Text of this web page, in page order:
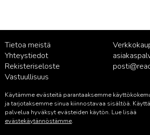
Tietoa meistä
Yhteystiedot
Rekisteriseloste
Vastuullisuus
Kustantamon asiakaspalvelu:
palvelu@readme.fi
Käytämme evästeitä parantaaksemme
ja tarjotaksemme sinua kiinnostavaa sisältöä.
palvelua hyväksyt evästeiden käytön. Lue lisää
evästekäytännöstämme.